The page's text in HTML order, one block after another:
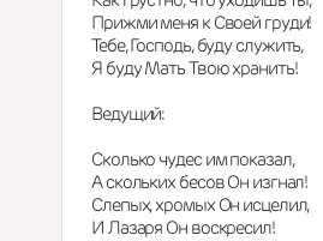
Прижми меня к Своей груди!
Тебе, Господь, буду служить,
Я буду Мать Твою хранить!
Ведущий:
Сколько чудес им показал,
А скольких бесов Он изгнал!
Слепых, хромых Он исцелил,
И Лазаря Он воскресил!